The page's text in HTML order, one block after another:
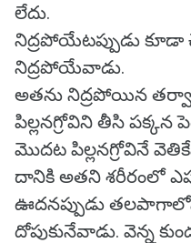
లేదు.
నిద్రపోయేటప్పుడు కూడా
నిద్రపోయేవాడు.
అతను నిద్రపోయిన
పిల్లనగ్రోవిని తీసి
మొదట పిల్లనగ్రోవినే
దానికి అతని శరీరంలో
ఊదనప్పుడు
దోపుకునేవాడు. వెన్న